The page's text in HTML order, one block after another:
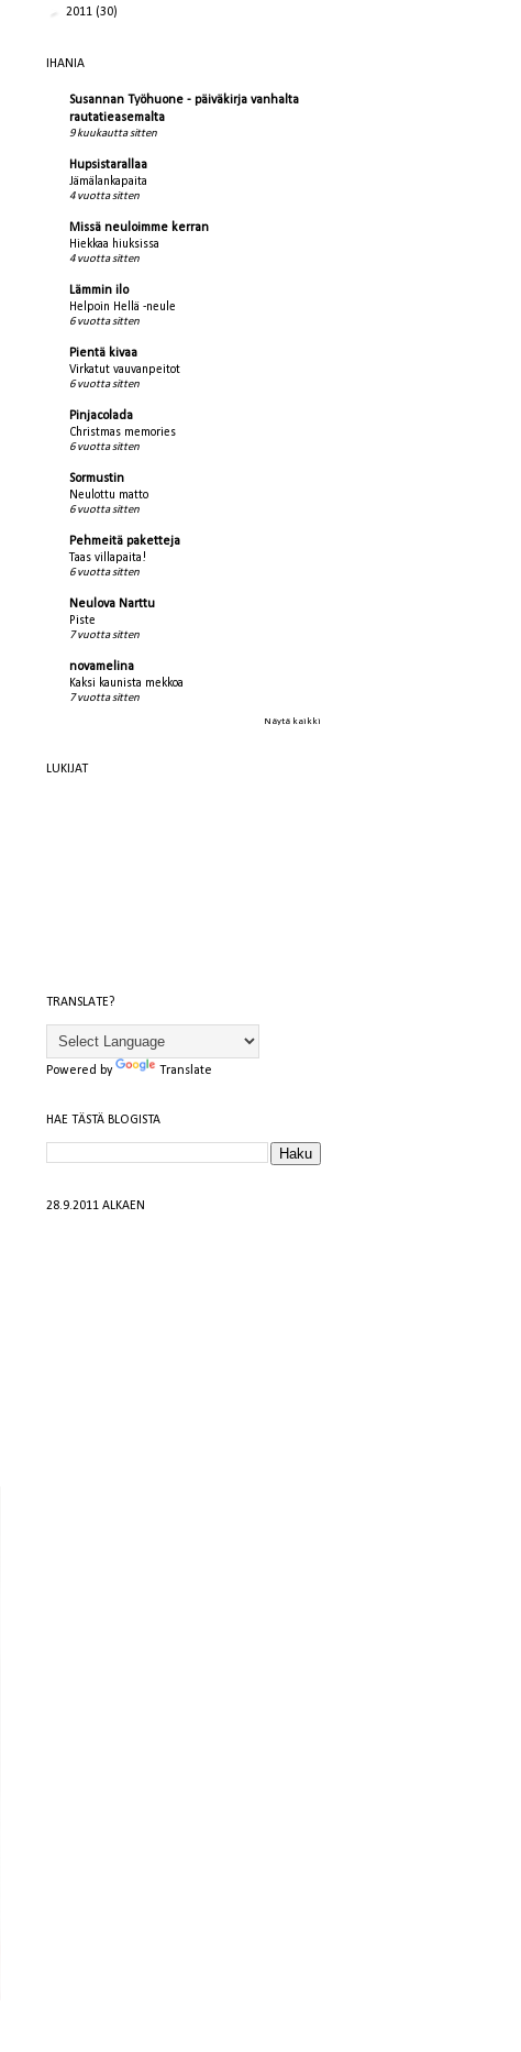
► 2011 (30)
IHANIA
Susannan Työhuone - päiväkirja vanhalta
rautatieasemalta
9 kuukautta sitten
Hupsistarallaa
Jämälankapaita
4 vuotta sitten
Missä neuloimme kerran
Hiekkaa hiuksissa
4 vuotta sitten
Lämmin ilo
Helpoin Hellä -neule
6 vuotta sitten
Pientä kivaa
Virkatut vauvanpeitot
6 vuotta sitten
Pinjacolada
Christmas memories
6 vuotta sitten
Sormustin
Neulottu matto
6 vuotta sitten
Pehmeitä paketteja
Taas villapaita!
6 vuotta sitten
Neulova Narttu
Piste
7 vuotta sitten
novamelina
Kaksi kaunista mekkoa
7 vuotta sitten
Näytä kaikki
LUKIJAT
TRANSLATE?
Powered by Translate
HAE TÄSTÄ BLOGISTA
28.9.2011 ALKAEN